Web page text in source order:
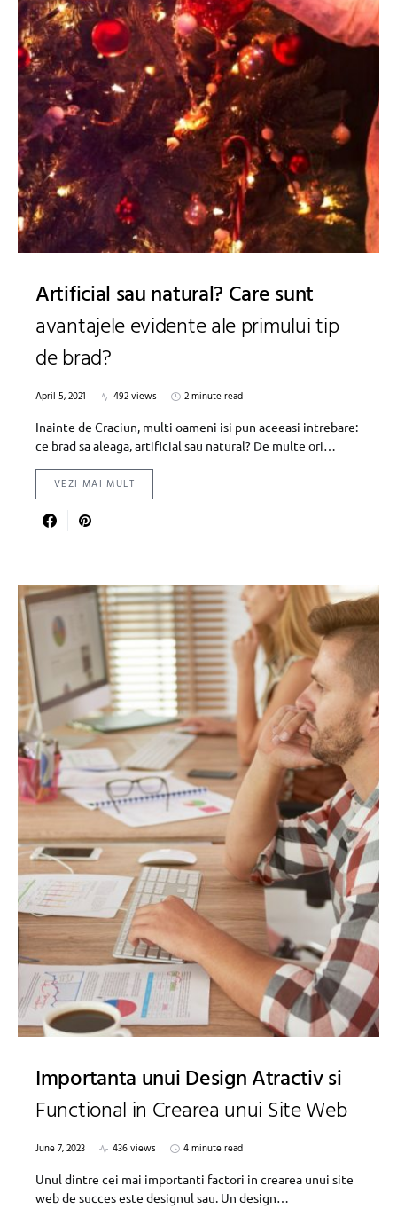
Artificial sau natural? Care sunt
avantajele evidente ale primului tip
de brad?
April 5, 2021 492 views
2 minute read
Inainte de Craciun, multi oameni isi pun aceeasi intrebare:
ce brad sa aleaga, artificial sau natural? De multe ori…
VEZI MAI MULT
Importanta unui Design Atractiv si
Functional in Crearea unui Site Web
June 7, 2023 436 views
4 minute read
Unul dintre cei mai importanti factori in crearea unui site
web de succes este designul sau. Un design…